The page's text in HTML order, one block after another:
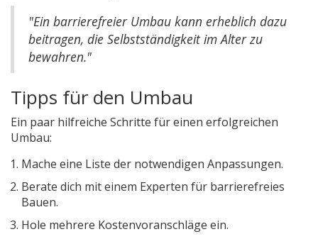
"Ein barrierefreier Umbau kann erheblich dazu
beitragen, die Selbstständigkeit im Alter zu
bewahren."
Tipps für den Umbau
Ein paar hilfreiche Schritte für einen erfolgreichen
Umbau:
Mache eine Liste der notwendigen Anpassungen.
Berate dich mit einem Experten für barrierefreies
Bauen.
Hole mehrere Kostenvoranschläge ein.